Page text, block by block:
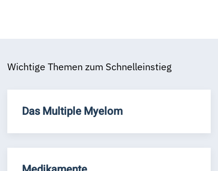
Wichtige Themen zum Schnelleinstieg
Das Multiple Myelom